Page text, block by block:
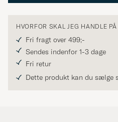
HVORFOR SKAL JEG HANDLE
Fri fragt over 499;-
Sendes indenfor 1-3 dage
Fri retur
Dette produkt kan du sælge